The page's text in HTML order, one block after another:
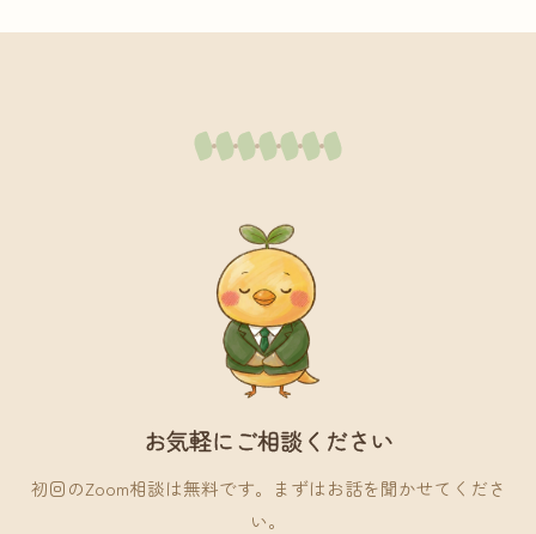
お気軽にご相談ください
初回のZoom相談は無料です。まずはお話を聞かせてくださ
い。